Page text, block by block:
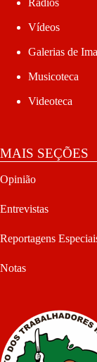
Vídeos
Galerias de
Musicoteca
Videoteca
MAIS SEÇÕES
Opinião
Entrevistas
Reportagens
Notas